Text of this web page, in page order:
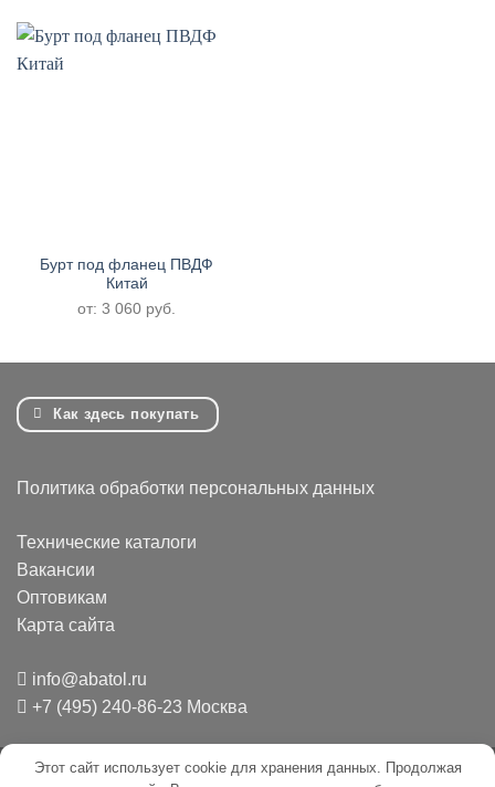
Бурт под фланец ПВДФ
Китай
от: 3 060 руб.
Как здесь покупать
Политика обработки персональных данных
Технические каталоги
Вакансии
Оптовикам
Карта сайта
info@abatol.ru
+7 (495) 240-86-23 Москва
Этот сайт использует cookie для хранения данных. Продолжая